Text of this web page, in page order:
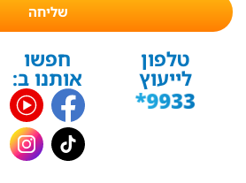
שליחה
טלפון
לייעוץ
חפשו
אותנו ב: